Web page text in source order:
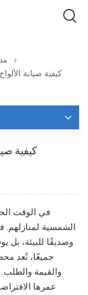
كيفية صيانة
كيفية
في الوقت
الشمسية لمنازلهم.
وصديقًا للبيئة، بل
جميعًا، تُعد
والقيمة
عمرها